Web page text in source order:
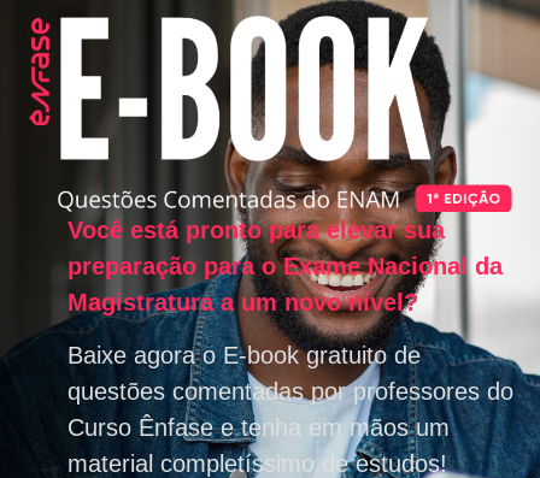
Você está pronto para elevar sua
preparação para o Exame Nacional da
Magistratura a um novo nível?
Baixe agora o E-book gratuito de
questões comentadas por professores do
Curso Ênfase e tenha em mãos um
material completíssimo de estudos!